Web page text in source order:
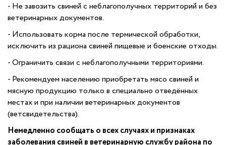
- Не завозить свиней с неблагополучных территорий и без
ветеринарных документов.
- Использовать корма после термической обработки,
исключить из рациона свиней пищевые и боенские отходы.
- Ограничить связи с неблагополучными территориями.
- Рекомендуем населению приобретать мясо свиней и
мясную продукцию только в специально отведённых
местах и при наличии ветеринарных документов
(ветсвидетельства).
Немедленно сообщать о всех случаях и признаках
заболевания свиней в ветеринарную службу района по